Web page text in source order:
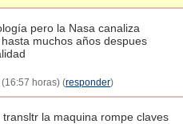
pero la Nasa canaliza
muchos años despues
horas) (responder)
la maquina rompe claves